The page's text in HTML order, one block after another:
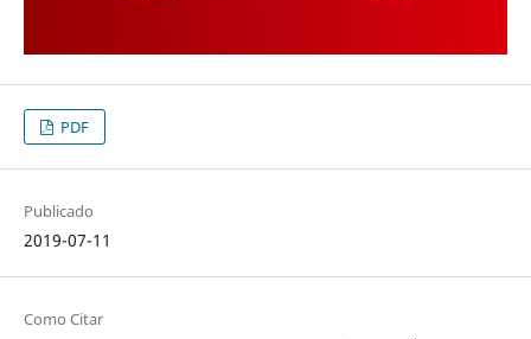
PDF
Publicado
2019-07-11
Como Citar